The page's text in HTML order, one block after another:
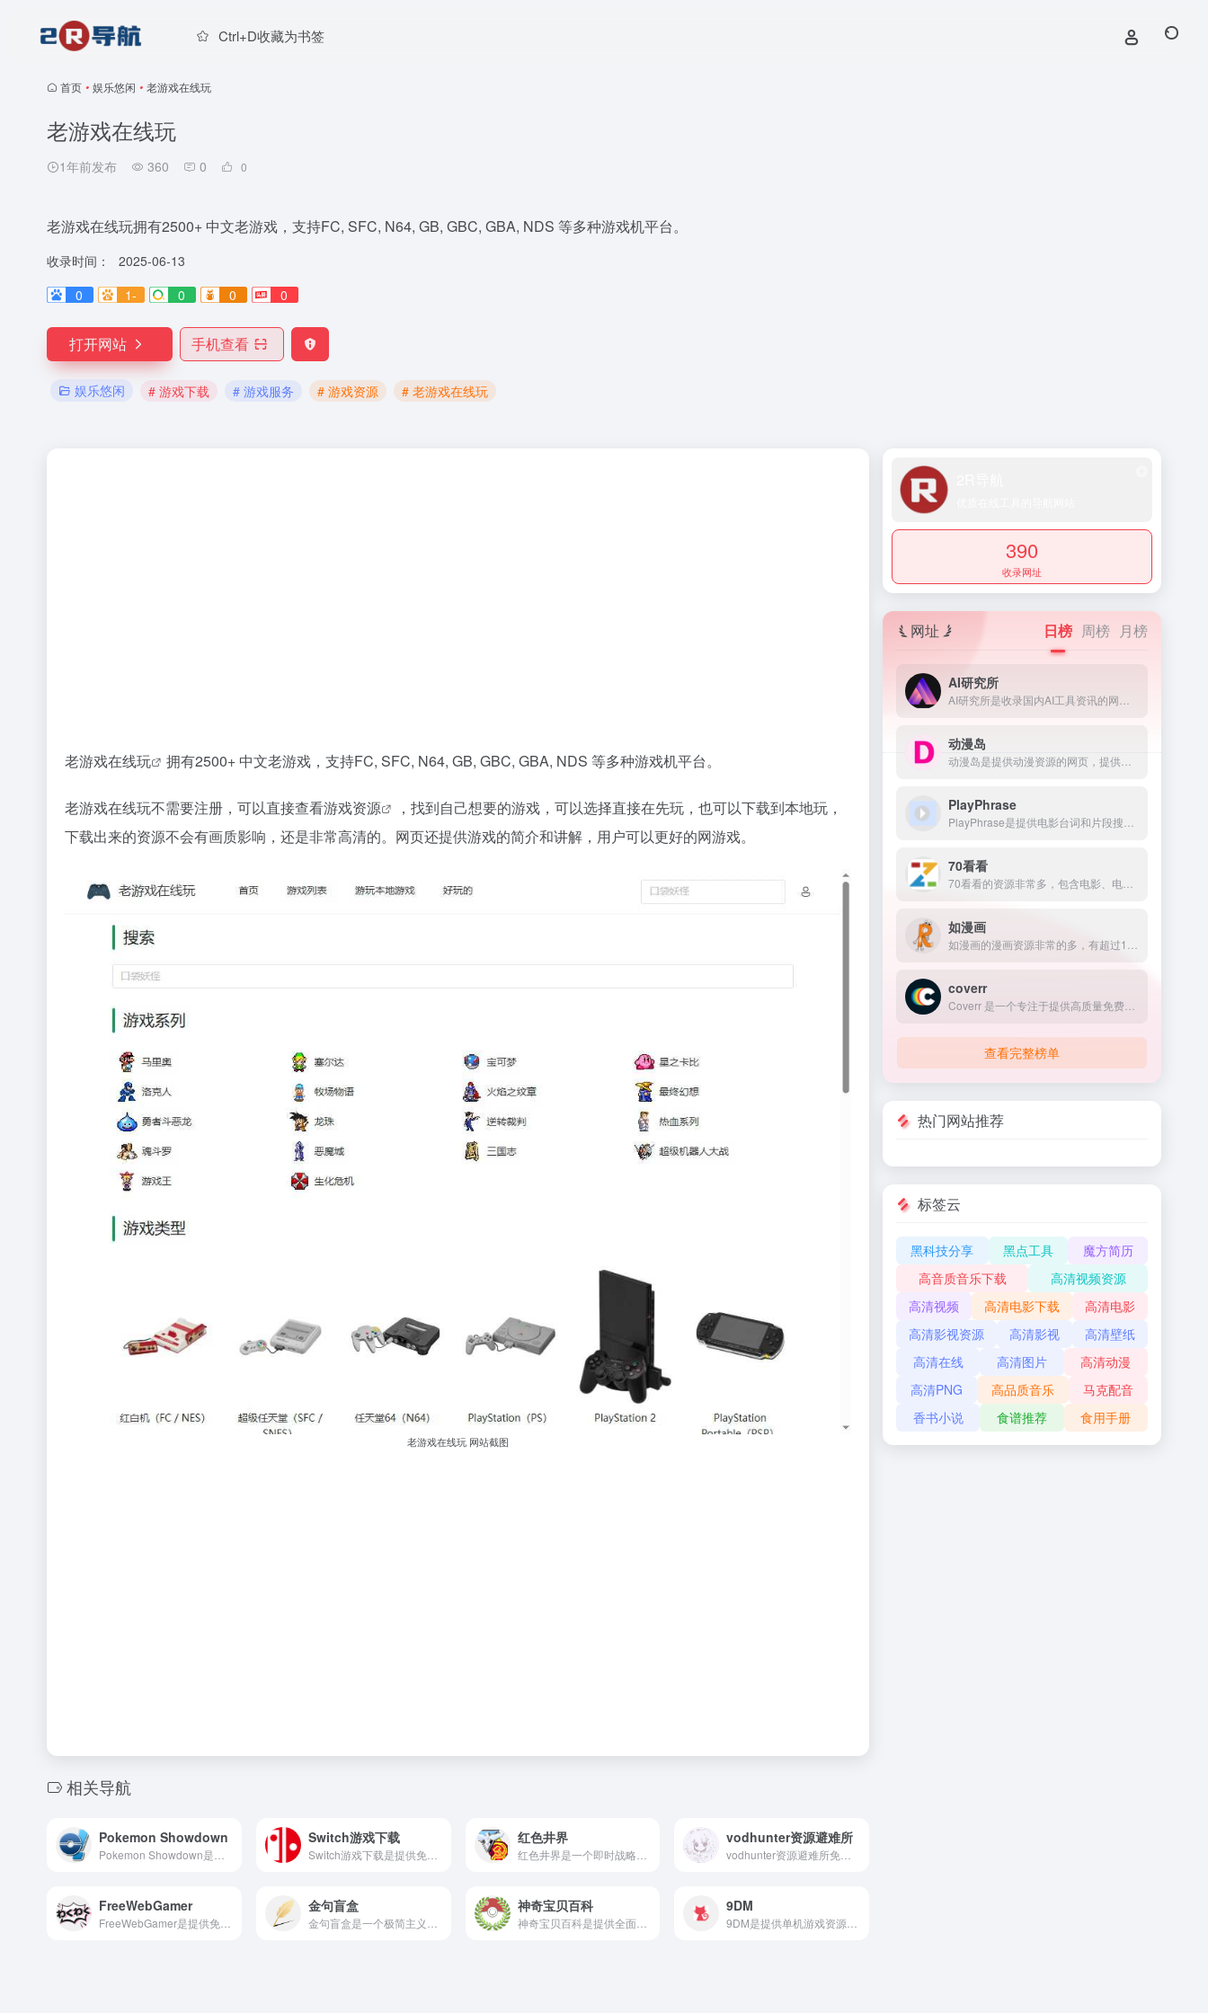
Ctrl+D收藏为书签
首页 • 娱乐悠闲 • 老游戏在线玩
老游戏在线玩
1年前发布 360 0 0
老游戏在线玩拥有2500+ 中文老游戏，支持FC, SFC, N64, GB, GBC, GBA, NDS 等多种游戏机平台。
收录时间：
2025-06-13
0
1- 0 0 0
打开网站 手机查看
娱乐悠闲 # 游戏下载 # 游戏服务 # 游戏资源 # 老游戏在线玩
老游戏在线玩 拥有2500+ 中文老游戏，支持FC, SFC, N64, GB, GBC, GBA, NDS 等多种游戏机平台。
老游戏在线玩不需要注册，可以直接查看游戏资源
，找到自己想要的游戏，可以选择直接在先玩，也可以下载到本地玩，
下载出来的资源不会有画质影响，还是非常高清的。网页还提供游戏的简介和讲解，用户可以更好的网游戏。
老游戏在线玩 网站截图
相关导航
Pokemon Showdown Switch游戏下载 红色井界 vodhunter资源避难所
FreeWebGamer 金句盲盒 神奇宝贝百科 9DM
390
收录网址
网址 日榜 周榜 月榜
AI研究所
动漫岛
PlayPhrase
70看看
如漫画
coverr
查看完整榜单
热门网站推荐
标签云
黑科技分享 黑点工具
魔方简历
高音质音乐下载
高清视频资源
高清视频
高清电影下载
高清电影
高清影视资源
高清影视
高清壁纸
高清在线
高清图片
高清动漫
高清PNG
高品质音乐
马克配音
香书小说
食谱推荐 食用手册